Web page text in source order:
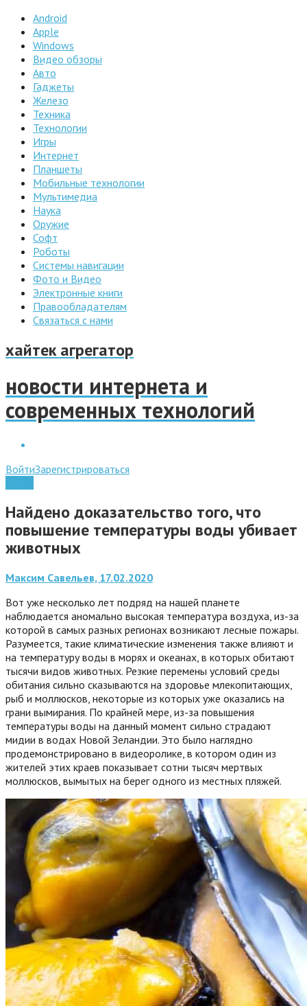
Android
Apple
Windows
Видео обзоры
Авто
Гаджеты
Железо
Техника
Технологии
Игры
Интернет
Планшеты
Мобильные технологии
Мультимедиа
Наука
Оружие
Софт
Роботы
Системы навигации
Фото и Видео
Электронные книги
Правообладателям
Связаться с нами
хайтек агрегатор
новости интернета и
современных технологий
ВойтиЗарегистрироваться
Найдено доказательство того, что
повышение температуры воды убивает
животных
Максим Савельев, 17.02.2020
Вот уже несколько лет подряд на нашей планете
наблюдается аномально высокая температура воздуха, из-за
которой в самых разных регионах возникают лесные пожары.
Разумеется, такие климатические изменения также влияют и
на температуру воды в морях и океанах, в которых обитают
тысячи видов животных. Резкие перемены условий среды
обитания сильно сказываются на здоровье млекопитающих,
рыб и моллюсков, некоторые из которых уже оказались на
грани вымирания. По крайней мере, из-за повышения
температуры воды на данный момент сильно страдают
мидии в водах Новой Зеландии. Это было наглядно
продемонстрировано в видеоролике, в котором один из
жителей этих краев показывает сотни тысяч мертвых
моллюсков, вымытых на берег одного из местных пляжей.